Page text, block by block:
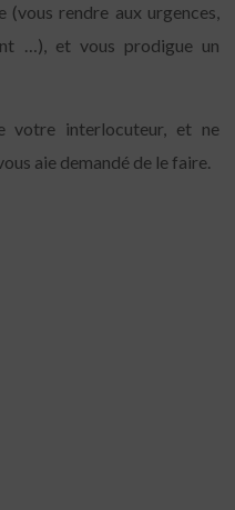
(vous rendre aux urgences,
…), et vous prodigue un
votre interlocuteur, et ne
aie demandé de le faire.